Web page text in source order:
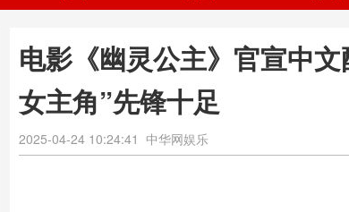
电影《幽灵公主》官宣中
女主角”先锋十足
2025-04-24 10:24:41 中华网娱乐